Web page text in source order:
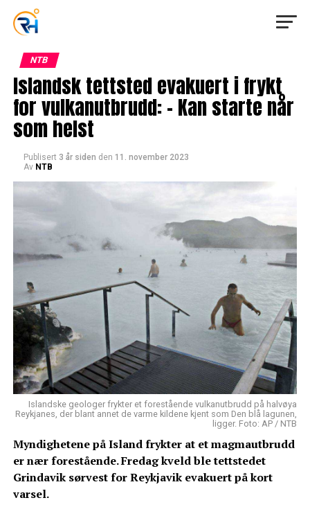
NTB
Islandsk tettsted evakuert i frykt
for vulkanutbrudd: – Kan starte når
som helst
Publisert 3 år siden den 11. november 2023
Av NTB
Islandske geologer frykter et forestående vulkanutbrudd på halvøya
Reykjanes, der blant annet de varme kildene kjent som Den blå lagunen,
ligger. Foto: AP / NTB
Myndighetene på Island frykter at et magmautbrudd
er nær forestående. Fredag kveld ble tettstedet
Grindavik sørvest for Reykjavik evakuert på kort
varsel.